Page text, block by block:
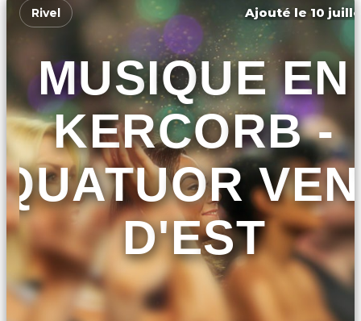
Rivel Ajouté le 10
MUSIQUE EN
KERCORB -
D'EST